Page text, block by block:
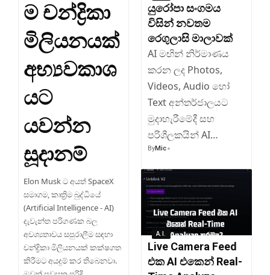
ම චන්ද්‍රිකා
මිලියනයක්
අභ්‍යවකාශ
යට
යවන්න
සූදානම්
Elon Musk ට අයත් SpaceX
සමාගම, කෘත්‍රිම බුද්ධියේ
(Artificial Intelligence - AI)
දැවැන්ත පරිගණක බල
අවශ්‍යතාවය සපුරාලීම සඳහා
චන්ද්‍රිකා මිලියනයක් කක්ෂගත
කිරීමට අයදුම් කර තිබෙනවා.
යුරෝපා සංගමය
විසින් නවතම
රෙගුලාසි මාලාවක්
AI මඟින් නිර්මාණය
කරන ලද Photos,
Videos, Audio හෝ
Text අන්තර්ජාලයට
මුදාහැරීමේදී සහ
පරිශීලකයින් AI…
ByMic
A.I.
Live Camera Feed
එක AI එකෙන් Real-